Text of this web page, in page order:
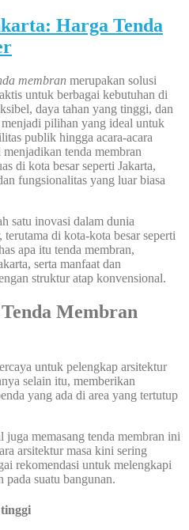
Harga Tenda
membran merupakan solusi
untuk berbagai kebutuhan di
daya tahan yang tinggi, dan
pilihan yang ideal untuk
publik hingga acara-acara
tenda membran
di kota besar seperti Jakarta,
fungsionalitas yang luar biasa
satu inovasi dalam dunia
di kota-kota besar seperti
apa itu tenda membran,
serta manfaat dan
struktur atap konvensional.
Membran
untuk pelengkap arsitektur
selain itu, memberikan
yang ada di area yang tertutup
memasang tenda membran ini
arsitektur masa kini sering
rekomendasi untuk melengkapi
pada suatu bangunan.